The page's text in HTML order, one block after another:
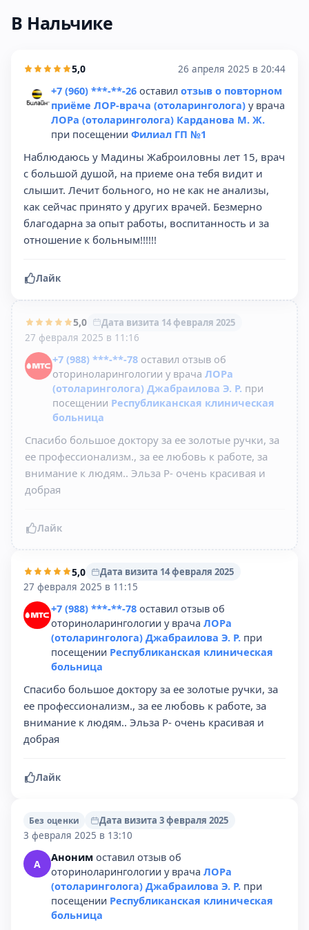
В Нальчике
5,0 26 апреля 2025 в 20:44
+7 (960) ***-**-26 оставил отзыв о повторном
приёме ЛОР-врача (отоларинголога) у врача
ЛОРа (отоларинголога) Карданова М. Ж.
при посещении Филиал ГП №1
Наблюдаюсь у Мадины Жаброиловны лет 15, врач
с большой душой, на приеме она тебя видит и
слышит. Лечит больного, но не как не анализы,
как сейчас принято у других врачей. Безмерно
благодарна за опыт работы, воспитанность и за
отношение к больным!!!!!!
Лайк
5,0
Дата визита 14 февраля 2025
27 февраля 2025 в 11:16
+7 (988) ***-**-78оставил отзыв об
оториноларингологии у врача ЛОРа
(отоларинголога) Джабраилова Э. Р. при
посещении Республиканская клиническая
больница
Спасибо большое доктору за ее золотые ручки, за
ее профессионализм., за ее любовь к работе, за
внимание к людям.. Эльза Р- очень красивая и
добрая
Лайк
5,0
Дата визита 14 февраля 2025
27 февраля 2025 в 11:15
+7 (988) ***-**-78 оставил отзыв об
оториноларингологии у врача ЛОРа
(отоларинголога) Джабраилова Э. Р. при
посещении Республиканская клиническая
больница
Спасибо большое доктору за ее золотые ручки, за
ее профессионализм., за ее любовь к работе, за
внимание к людям.. Эльза Р- очень красивая и
добрая
Лайк
Без оценки
Дата визита 3 февраля 2025
3 февраля 2025 в 13:10
А Аноним оставил отзыв об
оториноларингологии у врача ЛОРа
(отоларинголога) Джабраилова Э. Р. при
посещении Республиканская клиническая
больница